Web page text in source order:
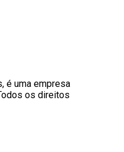
é uma empresa
os direitos